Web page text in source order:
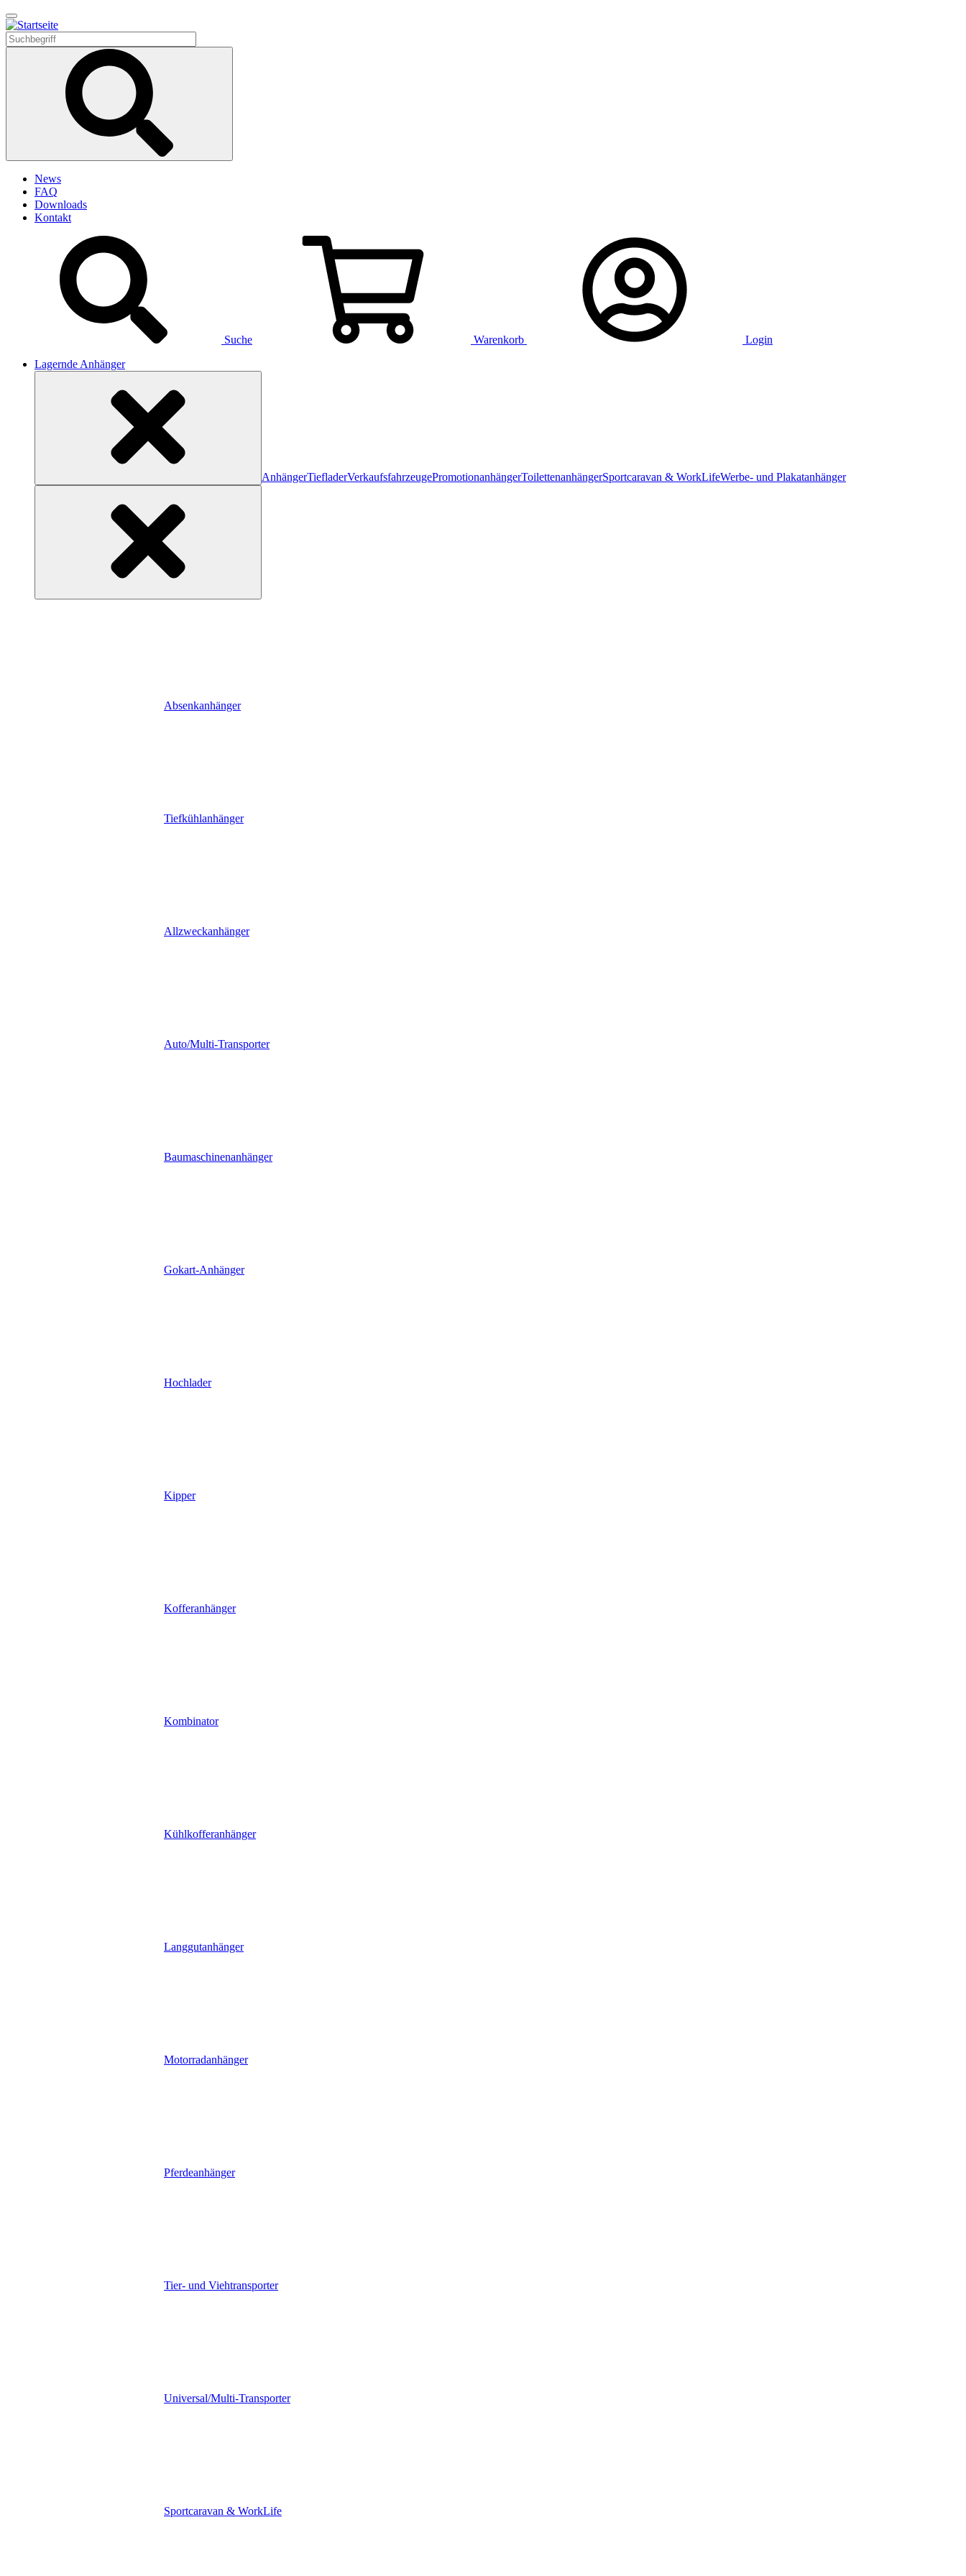
Direkt
zum
Inhalt
News
FAQ
Downloads
Kontakt
Suche Warenkorb
Login
Lagernde Anhänger
AnhängerTiefladerVerkaufsfahrzeugePromotionanhängerToilettenanhängerSportcaravan & WorkLifeWerbe- und Plakatanhänger
Absenkanhänger
Tiefkühlanhänger
Allzweckanhänger
Auto/Multi-Transporter
Baumaschinenanhänger
Gokart-Anhänger
Hochlader
Kipper
Kofferanhänger
Kombinator
Kühlkofferanhänger
Langgutanhänger
Motorradanhänger
Pferdeanhänger
Tier- und Viehtransporter
Universal/Multi-Transporter
Sportcaravan & WorkLife